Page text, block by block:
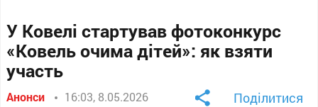
У Ковелі стартував фотоконкурс
«Ковель очима дітей»: як взяти
участь
Анонси 16:03, 8.05.2026 Поділитися